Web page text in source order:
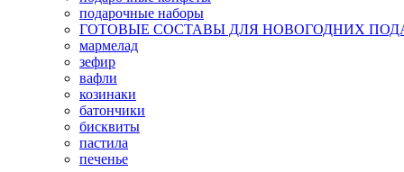
подарочные наборы
ГОТОВЫЕ СОСТАВЫ ДЛЯ НОВОГОДНИХ
мармелад
зефир
вафли
козинаки
батончики
бисквиты
пастила
печенье